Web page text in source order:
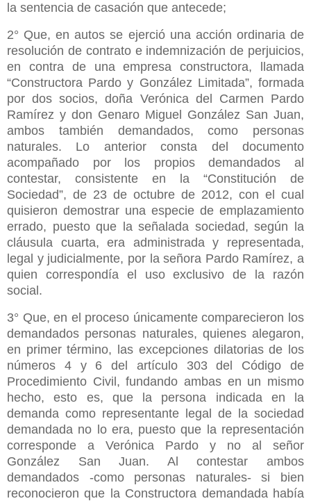
la sentencia de casación que antecede;
2° Que, en autos se ejerció una acción ordinaria de
resolución de contrato e indemnización de perjuicios,
en contra de una empresa constructora, llamada
“Constructora Pardo y González Limitada”, formada
por dos socios, doña Verónica del Carmen Pardo
Ramírez y don Genaro Miguel González San Juan,
ambos también demandados, como personas
naturales. Lo anterior consta del documento
acompañado por los propios demandados al
contestar, consistente en la “Constitución de
Sociedad”, de 23 de octubre de 2012, con el cual
quisieron demostrar una especie de emplazamiento
errado, puesto que la señalada sociedad, según la
cláusula cuarta, era administrada y representada,
legal y judicialmente, por la señora Pardo Ramírez, a
quien correspondía el uso exclusivo de la razón
social.
3° Que, en el proceso únicamente comparecieron los
demandados personas naturales, quienes alegaron,
en primer término, las excepciones dilatorias de los
números 4 y 6 del artículo 303 del Código de
Procedimiento Civil, fundando ambas en un mismo
hecho, esto es, que la persona indicada en la
demanda como representante legal de la sociedad
demandada no lo era, puesto que la representación
corresponde a Verónica Pardo y no al señor
González San Juan. Al contestar ambos
demandados -como personas naturales- si bien
reconocieron que la Constructora demandada había